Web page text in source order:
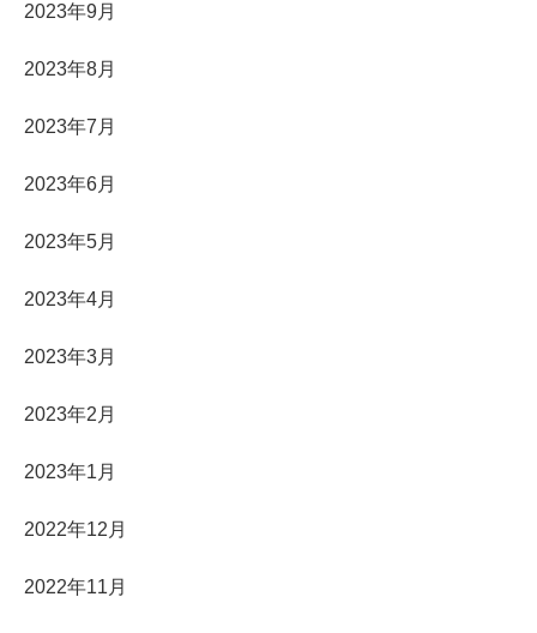
2023年9月
2023年8月
2023年7月
2023年6月
2023年5月
2023年4月
2023年3月
2023年2月
2023年1月
2022年12月
2022年11月